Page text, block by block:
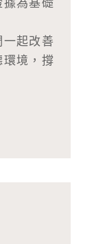
起改善
環境，撐